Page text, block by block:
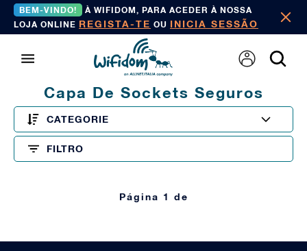
BEM-VINDO!
À WIFIDOM, PARA ACEDER À NOSSA
LOJA ONLINE REGISTA-TE OU INICIA SESSÃO
Capa De Sockets Seguros
CATEGORIE
FILTRO
Página 1 de